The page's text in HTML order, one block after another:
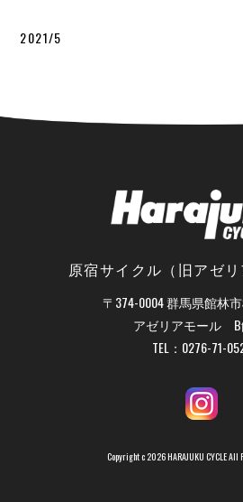
2021/5
原宿サイクル（旧アゼリ
〒374-0004 群馬県館林
アゼリアモール B
TEL： 0276-71-
Copyright c 2026 HARAJUKU CYCLE All